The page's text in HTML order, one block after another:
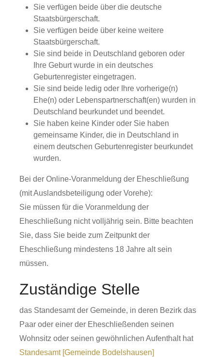
Sie verfügen beide über die deutsche
Staatsbürgerschaft.
Sie verfügen beide über keine weitere
Staatsbürgerschaft.
Sie sind beide in Deutschland geboren oder
Ihre Geburt wurde in ein deutsches
Geburtenregister eingetragen.
Sie sind beide ledig oder Ihre vorherige(n)
Ehe(n) oder Lebenspartnerschaft(en) wurden in
Deutschland beurkundet und beendet.
Sie haben keine Kinder oder Sie haben
gemeinsame Kinder, die in Deutschland in
einem deutschen Geburtenregister beurkundet
wurden.
Bei der Online-Voranmeldung der Eheschließung
(mit Auslandsbeteiligung oder Vorehe):
Sie müssen für die Voranmeldung der
Eheschließung nicht volljährig sein. Bitte beachten
Sie, dass Sie beide zum Zeitpunkt der
Eheschließung mindestens 18 Jahre alt sein
müssen.
Zuständige Stelle
das Standesamt der Gemeinde, in deren Bezirk das
Paar oder einer der Eheschließenden seinen
Wohnsitz oder seinen gewöhnlichen Aufenthalt hat
Standesamt [Gemeinde Bodelshausen]